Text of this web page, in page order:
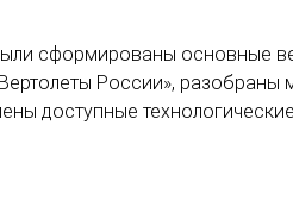
сформированы основные
России», разобраны
доступные